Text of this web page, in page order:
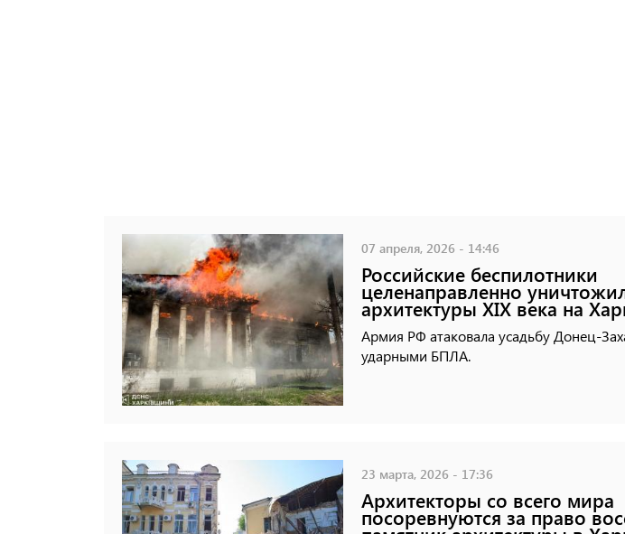
07 апреля, 2026 - 14:46
Российские беспилотники
целенаправленно
архитектуры XIX века на
Армия РФ атаковала усадьбу Донец-
ударными БПЛА.
23 марта, 2026 - 17:36
Архитекторы со всего мира
посоревнуются за право